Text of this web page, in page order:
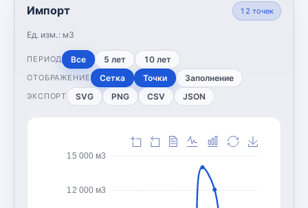
Импорт
Ед. изм.: м3
12 точек
ПЕРИОД Все 5 лет 10 лет
ОТОБРАЖЕНИЕ Сетка Точки Заполнение
ЭКСПОРТ SVG PNG CSV JSON
12 000 м3
15 000 м3